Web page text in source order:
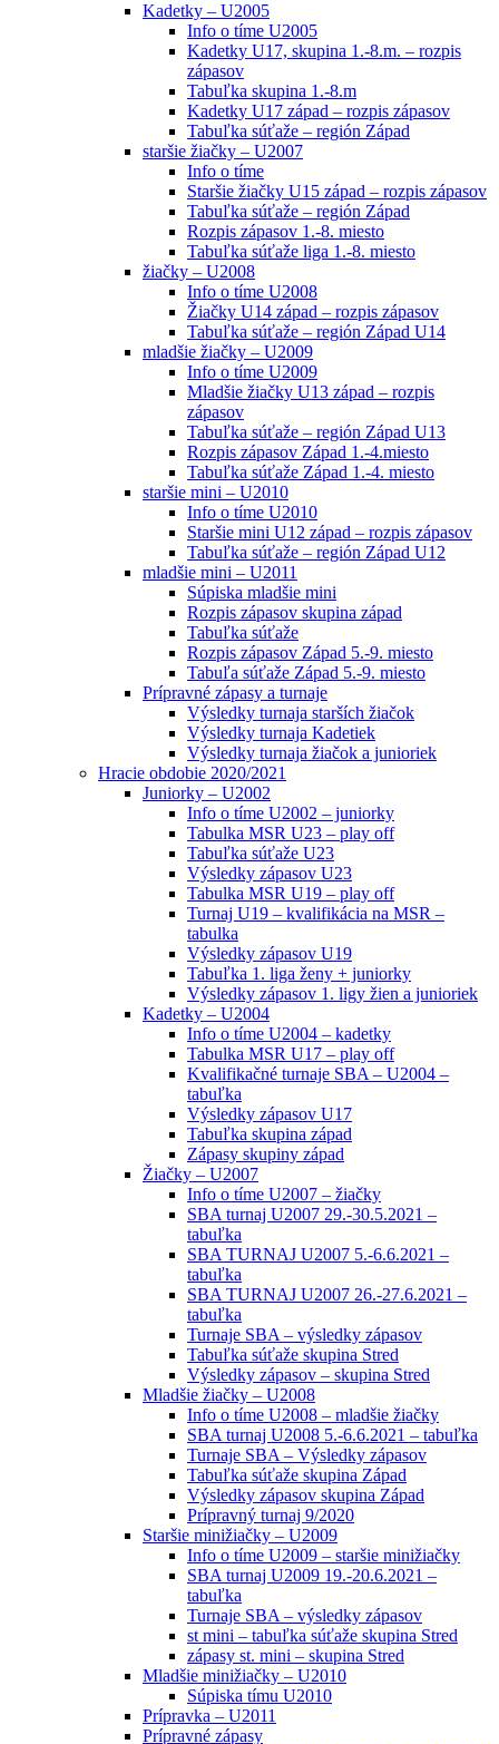
Kadetky – U2005
Info o tíme U2005
Kadetky U17, skupina 1.-8.m. – rozpis
zápasov
Tabuľka skupina 1.-8.m
Kadetky U17 západ – rozpis zápasov
Tabuľka súťaže – región Západ
staršie žiačky – U2007
Info o tíme
Staršie žiačky U15 západ – rozpis zápasov
Tabuľka súťaže – región Západ
Rozpis zápasov 1.-8. miesto
Tabuľka súťaže liga 1.-8. miesto
žiačky – U2008
Info o tíme U2008
Žiačky U14 západ – rozpis zápasov
Tabuľka súťaže – región Západ U14
mladšie žiačky – U2009
Info o tíme U2009
Mladšie žiačky U13 západ – rozpis
zápasov
Tabuľka súťaže – región Západ U13
Rozpis zápasov Západ 1.-4.miesto
Tabuľka súťaže Západ 1.-4. miesto
staršie mini – U2010
Info o tíme U2010
Staršie mini U12 západ – rozpis zápasov
Tabuľka súťaže – región Západ U12
mladšie mini – U2011
Súpiska mladšie mini
Rozpis zápasov skupina západ
Tabuľka súťaže
Rozpis zápasov Západ 5.-9. miesto
Tabuľa súťaže Západ 5.-9. miesto
Prípravné zápasy a turnaje
Výsledky turnaja starších žiačok
Výsledky turnaja Kadetiek
Výsledky turnaja žiačok a junioriek
Hracie obdobie 2020/2021
Juniorky – U2002
Info o tíme U2002 – juniorky
Tabulka MSR U23 – play off
Tabuľka súťaže U23
Výsledky zápasov U23
Tabulka MSR U19 – play off
Turnaj U19 – kvalifikácia na MSR –
tabulka
Výsledky zápasov U19
Tabuľka 1. liga ženy + juniorky
Výsledky zápasov 1. ligy žien a junioriek
Kadetky – U2004
Info o tíme U2004 – kadetky
Tabulka MSR U17 – play off
Kvalifikačné turnaje SBA – U2004 –
tabuľka
Výsledky zápasov U17
Tabuľka skupina západ
Zápasy skupiny západ
Žiačky – U2007
Info o tíme U2007 – žiačky
SBA turnaj U2007 29.-30.5.2021 –
tabuľka
SBA TURNAJ U2007 5.-6.6.2021 –
tabuľka
SBA TURNAJ U2007 26.-27.6.2021 –
tabuľka
Turnaje SBA – výsledky zápasov
Tabuľka súťaže skupina Stred
Výsledky zápasov – skupina Stred
Mladšie žiačky – U2008
Info o tíme U2008 – mladšie žiačky
SBA turnaj U2008 5.-6.6.2021 – tabuľka
Turnaje SBA – Výsledky zápasov
Tabuľka súťaže skupina Západ
Výsledky zápasov skupina Západ
Prípravný turnaj 9/2020
Staršie minižiačky – U2009
Info o tíme U2009 – staršie minižiačky
SBA turnaj U2009 19.-20.6.2021 –
tabuľka
Turnaje SBA – výsledky zápasov
st mini – tabuľka súťaže skupina Stred
zápasy st. mini – skupina Stred
Mladšie minižiačky – U2010
Súpiska tímu U2010
Prípravka – U2011
Prípravné zápasy